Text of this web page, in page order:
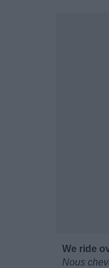
We ride
Nous